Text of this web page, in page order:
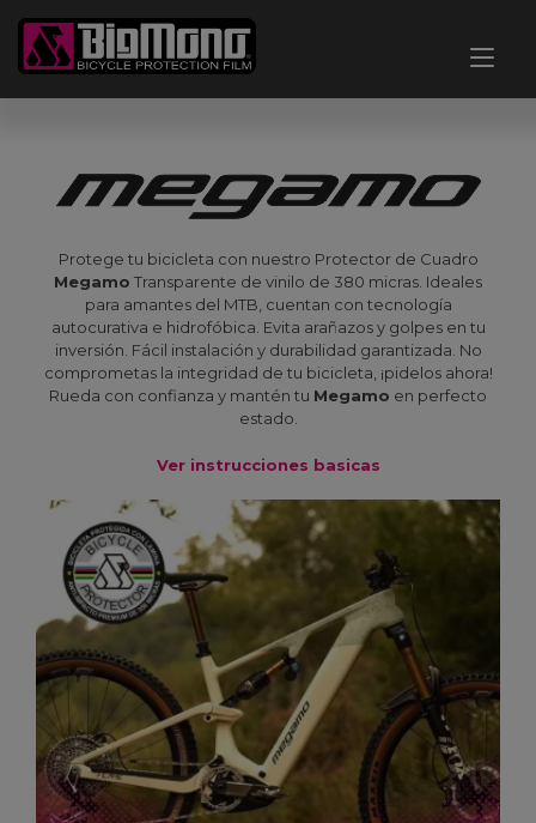
contenido
Protege tu bicicleta con nuestro Protector de Cuadro
Megamo Transparente de vinilo de 380 micras. Ideales
para amantes del MTB, cuentan con tecnología
autocurativa e hidrofóbica. Evita arañazos y golpes en tu
inversión. Fácil instalación y durabilidad garantizada. No
comprometas la integridad de tu bicicleta, ¡pidelos ahora!
Rueda con confianza y mantén tu Megamo en perfecto
estado.
Ver instrucciones basicas